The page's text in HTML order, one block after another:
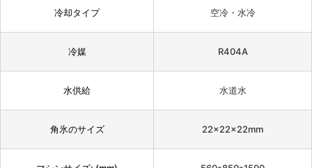
冷却タイプ 空冷・水冷
冷媒 R404A
水供給 水道水
角氷のサイズ 22×22×22mm